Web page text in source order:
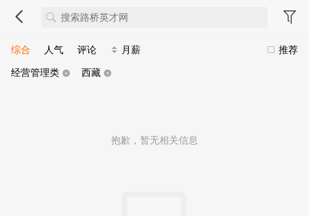
推荐
综合 人气 评论
月薪
经营管理类
西藏
抱歉，暂无相关信息